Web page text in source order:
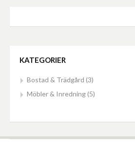
KATEGORIER
Bostad & Trädgård (3)
Möbler & Inredning(5)